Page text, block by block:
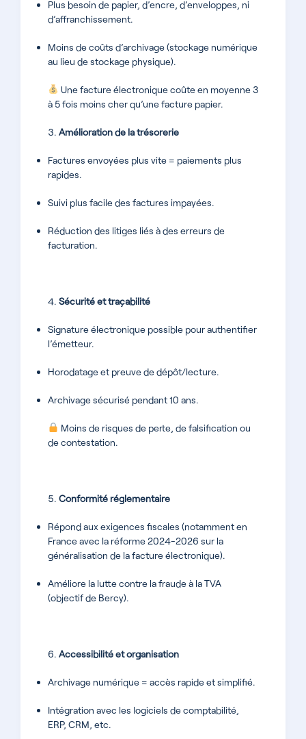
Plus besoin de papier, d’encre, d’enveloppes, ni
d’affranchissement.
Moins de coûts d’archivage (stockage numérique
au lieu de stockage physique).
Une facture électronique coûte en moyenne 3
à 5 fois moins cher qu’une facture papier.
Amélioration de la trésorerie
Factures envoyées plus vite = paiements plus
rapides.
Suivi plus facile des factures impayées.
Réduction des litiges liés à des erreurs de
facturation.
Sécurité et traçabilité
Signature électronique possible pour authentifier
l’émetteur.
Horodatage et preuve de dépôt/lecture.
Archivage sécurisé pendant 10 ans.
Moins de risques de perte, de falsification ou
de contestation.
Conformité réglementaire
Répond aux exigences fiscales (notamment en
France avec la réforme 2024-2026 sur la
généralisation de la facture électronique).
Améliore la lutte contre la fraude à la TVA
(objectif de Bercy).
Accessibilité et organisation
Archivage numérique = accès rapide et simplifié.
Intégration avec les logiciels de comptabilité,
ERP, CRM, etc.